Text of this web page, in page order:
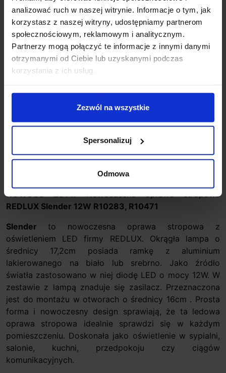
analizować ruch w naszej witrynie. Informacje o tym, jak
korzystasz z naszej witryny, udostępniamy partnerom
społecznościowym, reklamowym i analitycznym.
Partnerzy mogą połączyć te informacje z innymi danymi
otrzymanymi od Ciebie lub uzyskanymi podczas
korzystania z ich usług.
Zezwól na wszystkie
Spersonalizuj
Odmowa
sklep@salonled.pl
Metody płatności
Koszt dostawy
Zapytaj o produkt
Opis
NOWOŚĆ 2014!Nowoczesna oprawa stropowa
REDLUX Slender 12W R10283, R10471
Slender to nowoczesna oprawa stropowa z
oświetleniem LED firmy REDLUX. Okrągła lampa o
średnicy 17,2cm posiada ramkę z aluminium
lakierowanego na biało lub srebrno. Jako źródło
światła zastosowano w niej diodę LED o mocy 12W. W
zestawie z lampą znaduje się zasilacz. Przeznaczona
jest do montażu w otworach o średnicy 16cm . Prosta
forma i nowoczesny design sprawiają, że ta ledowa
oprawa stropowa idealnie sprawdzi się w każdym
pomieszczeniu. Doskonała jako oświetlenie w sypialni,
salonie, kuchni, przedpokoju czy ciągów
komunikacyjnych.